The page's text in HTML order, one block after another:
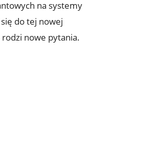
na systemy
do tej nowej
nowe pytania.